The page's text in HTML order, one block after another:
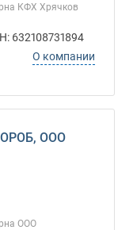
КФХ Хрячков
632108731894
О компании
ООО
ООО